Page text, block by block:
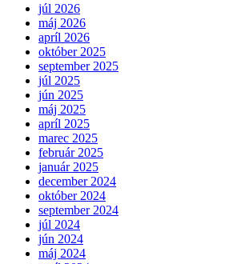
júl 2026
máj 2026
apríl 2026
október 2025
september 2025
júl 2025
jún 2025
máj 2025
apríl 2025
marec 2025
február 2025
január 2025
december 2024
október 2024
september 2024
júl 2024
jún 2024
máj 2024